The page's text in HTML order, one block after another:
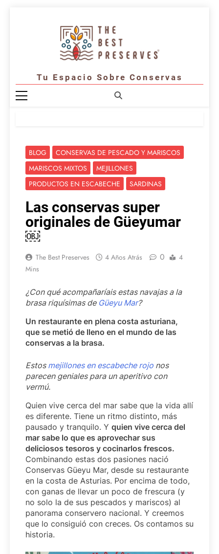
Tu Espacio Sobre Conservas
BLOG
CONSERVAS DE PESCADO Y MARISCOS
MARISCOS MIXTOS
MEJILLONES
PRODUCTOS EN ESCABECHE
SARDINAS
Las conservas super
originales de Güeyumar
￼
The Best Preserves 4 Años Atrás 0
4
Mins
¿Con qué acompañaríais estas navajas a la
brasa riquísimas de Güeyu Mar?
Un restaurante en plena costa asturiana,
que se metió de lleno en el mundo de las
conservas a la brasa.
Estos mejillones en escabeche rojo nos
parecen geniales para un aperitivo con
vermú.
Quien vive cerca del mar sabe que la vida allí
es diferente. Tiene un ritmo distinto, más
pausado y tranquilo. Y quien vive cerca del
mar sabe lo que es aprovechar sus
deliciosos tesoros y cocinarlos frescos.
Combinando estas dos pasiones nació
Conservas Güeyu Mar, desde su restaurante
en la costa de Asturias. Por encima de todo,
con ganas de llevar un poco de frescura (y
no solo la de sus pescados y mariscos) al
panorama conservero nacional. Y creemos
que lo consiguió con creces. Os contamos su
historia.